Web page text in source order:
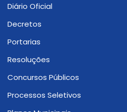
Diário Oficial
Decretos
Portarias
Resoluções
Concursos Públicos
Processos Seletivos